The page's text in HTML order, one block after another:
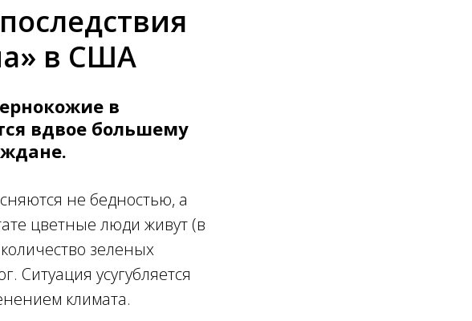
в США
в
вдвое большему
не бедностью, а
цветные люди живут (в
зеленых
Ситуация усугубляется
климата.